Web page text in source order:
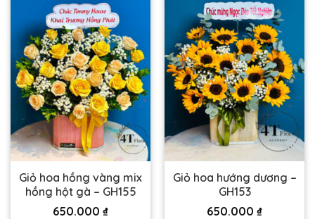
Giỏ hoa hồng vàng mix
hồng hột gà – GH155
650.000 ₫
Giỏ hoa hướng dương –
GH153
650.000 ₫